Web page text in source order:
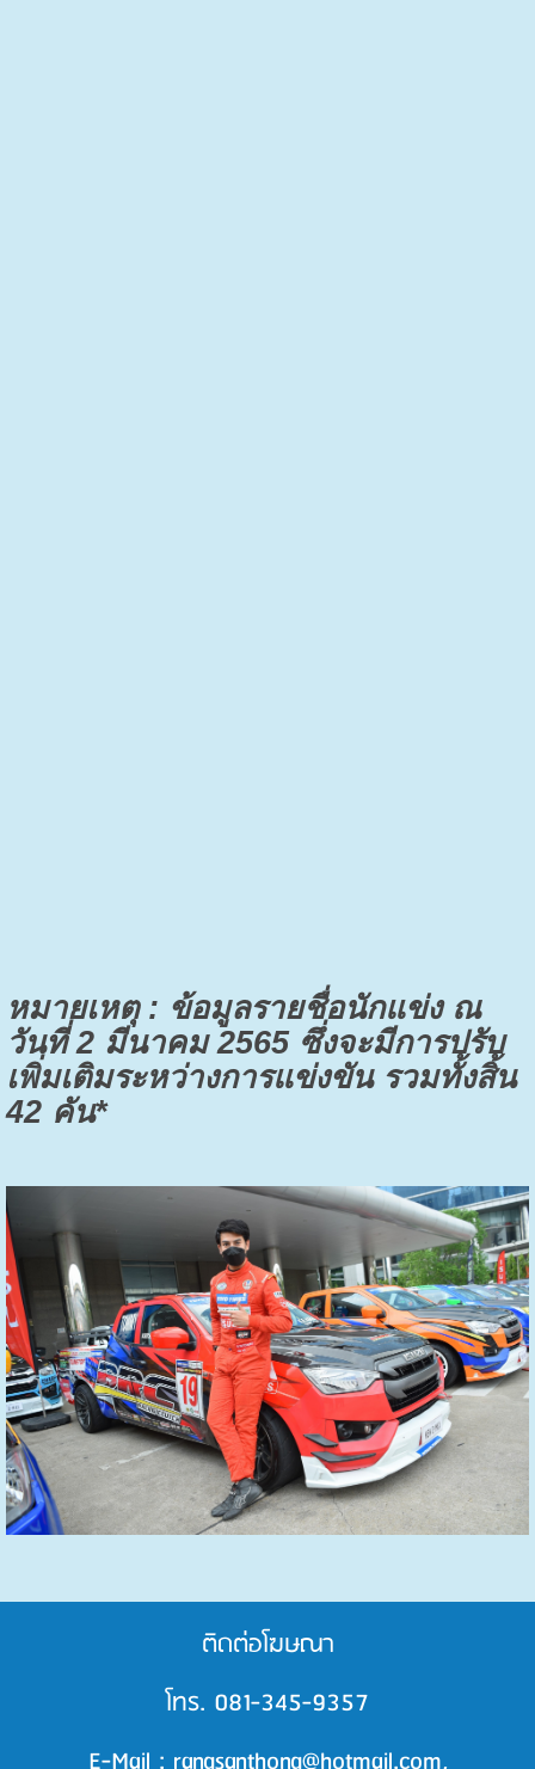
หมายเหตุ : ข้อมูลรายชื่อนักแข่ง ณ
วันที่ 2 มีนาคม 2565 ซึ่งจะมีการปรับ
เพิ่มเติมระหว่างการแข่งขัน รวมทั้งสิ้น
42 คัน*
ติดต่อโฆษณา
โทร. 081-345-9357